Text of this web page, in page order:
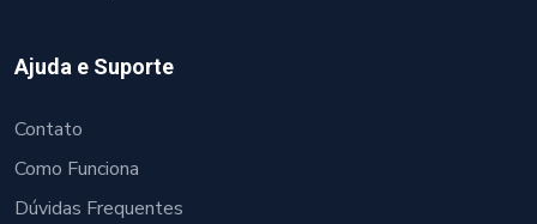
Ajuda e Suporte
Contato
Como Funciona
Dúvidas Frequentes